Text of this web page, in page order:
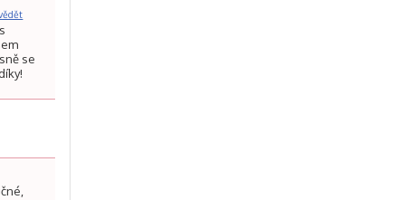
se